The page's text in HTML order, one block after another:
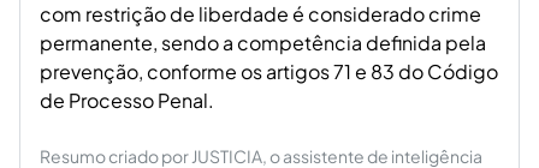
com restrição de liberdade é considerado crime
permanente, sendo a competência definida pela
prevenção, conforme os artigos 71 e 83 do Código
de Processo Penal.
Resumo criado por JUSTICIA, o assistente de inteligência